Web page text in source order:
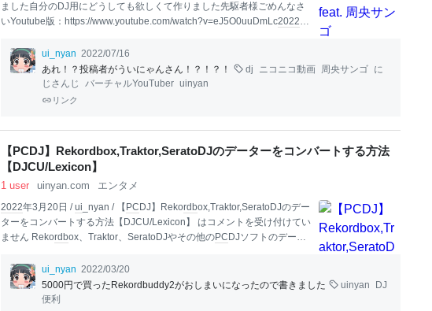
ました自分のDJ用にどうしても欲しくて作りました先駆者様ごめんなさ
いYoutube版：https://www.youtube.com/watch?v=eJ5O0uuDmLc202207
す！カテゴリとランキングの件もありがとう【セットリスト】ウェカピ
ポ - SOUL&apos;d OUT【朗読（実質歌枠）】ええ歌詞をええかんじに読
む【周央サンゴ】https://youtu.be/fR5nDF-PDIU?t=375周央 サンゴ / Suo
にじさんじ
ui_nyan 2022/07/16
あれ！？投稿者がういにゃんさん！？！？！
dj ニコニコ動画 周央サンゴ に
じさんじ
バーチャルYouTuber uinyan
リンク
【PCDJ】Rekordbox,Traktor,SeratoDJのデーターをコンバートする方法
【DJCU/Lexicon】
1 user uinyan.com エンタメ
2022年3月20日 /ui _nyan / 【 PC DJ】Rekordbox,Traktor,SeratoDJのデー
ターをコンバートする方法【DJCU/Lexicon】 はコメントを受け付けてい
ません Rekordbox、Traktor、SeratoDJやその他のPC DJソフトのデータ
1/06更新 DJCUを買ったのでレビュー追記) さいしょに コンバートする前
には絶対！必ず！バックアップを取りましょう。 日頃のバックアップを
取る習慣がなかった人も、この機会に外付けHDDを導入しましょう。 大
ui_nyan 2022/03/20
5000円で買ったRekordbuddy2がおしまいになったので書きました
uinyan
DJ
便利